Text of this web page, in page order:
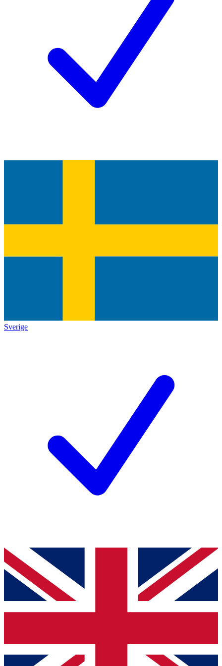
Sverige